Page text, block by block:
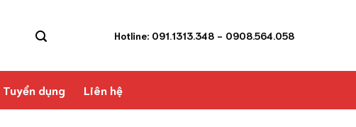
Hotline: 091.1313.348 - 0908.564.058
Tuyển dụng Liên hệ